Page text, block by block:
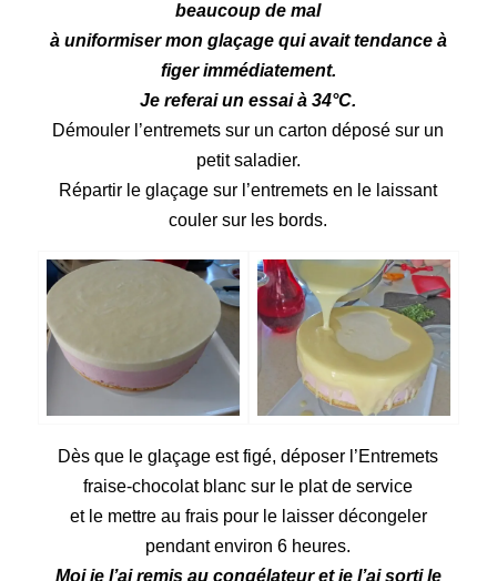
beaucoup de mal
à uniformiser mon glaçage qui avait tendance à
figer immédiatement.
Je referai un essai à 34°C.
Démouler l’entremets sur un carton déposé sur un
petit saladier.
Répartir le glaçage sur l’entremets en le laissant
couler sur les bords.
Dès que le glaçage est figé, déposer l’Entremets
fraise-chocolat blanc sur le plat de service
et le mettre au frais pour le laisser décongeler
pendant environ 6 heures.
Moi je l’ai remis au congélateur et je l’ai sorti le